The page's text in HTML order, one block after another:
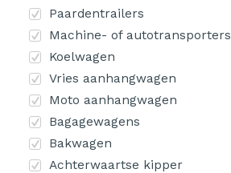
Paardentrailers
Machine- of autotransporters
Koelwagen
Vries aanhangwagen
Moto aanhangwagen
Bagagewagens
Bakwagen
Achterwaartse kipper